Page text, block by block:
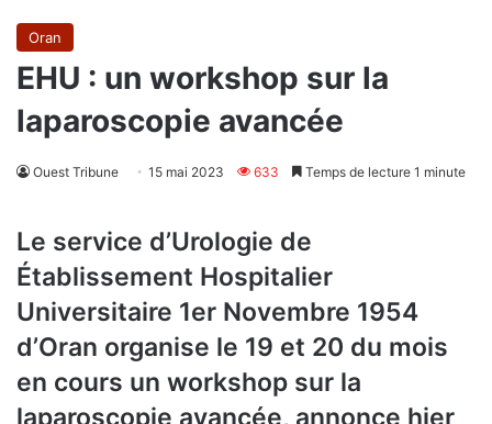
Oran
EHU : un workshop sur la
laparoscopie avancée
Ouest Tribune 15 mai 2023 633 Temps de lecture 1 minute
Le service d’Urologie de
Établissement Hospitalier
Universitaire 1er Novembre 1954
d’Oran organise le 19 et 20 du mois
en cours un workshop sur la
laparoscopie avancée, annonce hier